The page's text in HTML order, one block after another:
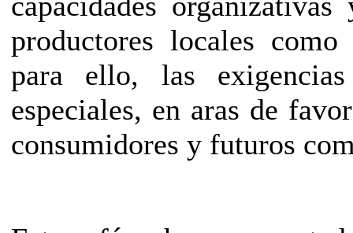
productores locales
para ello, las
especiales, en aras de
consumidores y futuros